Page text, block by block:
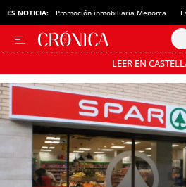
ES NOTICIA: Promoción inmobiliaria Menorca
LEER EN
Pásate al MODO